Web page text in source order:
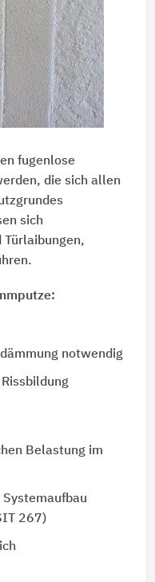
fugenlose
die sich allen
sich
Türlaibungen,
notwendig
Belastung im
267)